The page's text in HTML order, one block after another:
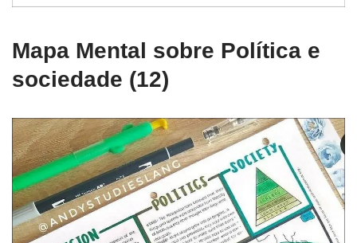
Mapa Mental sobre Política e
sociedade (12)